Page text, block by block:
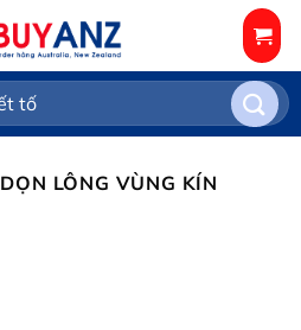
DỌN LÔNG VÙNG KÍN